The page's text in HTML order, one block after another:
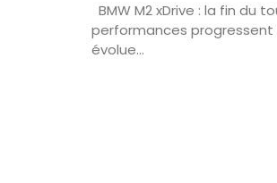
BMW M2 xDrive : la fin du
performances progressent
évolue...